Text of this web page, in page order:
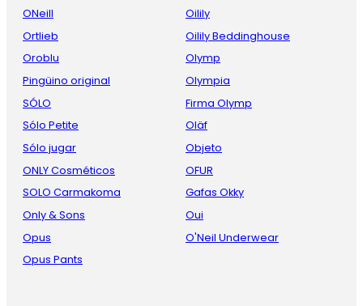
ONeill
Ortlieb
Oroblu
Pingüino original
SÓLO
Sólo Petite
Sólo jugar
ONLY Cosméticos
SOLO Carmakoma
Only & Sons
Opus
Opus Pants
Oilily
Oilily Beddinghouse
Olymp
Olympia
Firma Olymp
Oläf
Objeto
OFUR
Gafas Okky
Oui
O'Neil Underwear